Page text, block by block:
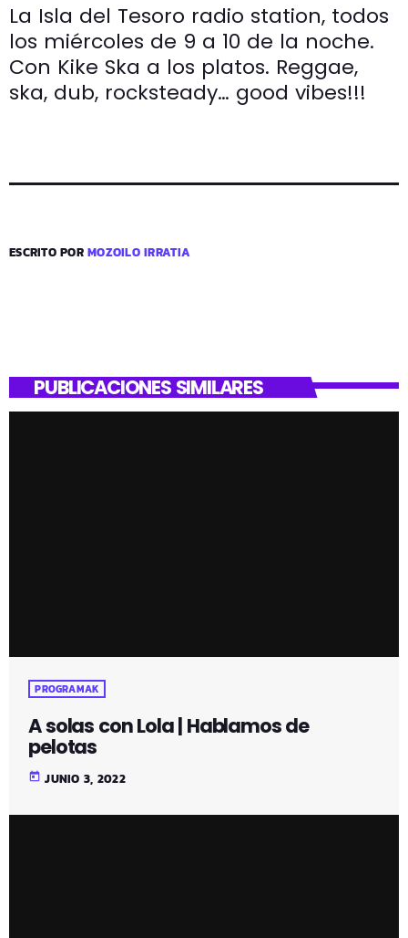
La Isla del Tesoro radio station, todos
los miércoles de 9 a 10 de la noche.
Con Kike Ska a los platos. Reggae,
ska, dub, rocksteady… good vibes!!!
ESCRITO PORMOZOILO IRRATIA
PUBLICACIONES SIMILARES
PROGRAMAK
A solas con Lola | Hablamos de
pelotas
today JUNIO 3, 2022